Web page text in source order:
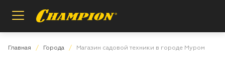
Назад
Назад
Назад
Главная Города Магазин садовой техники в городе Муром